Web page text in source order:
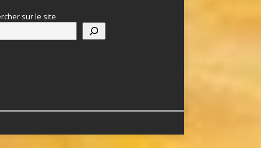
sur le site